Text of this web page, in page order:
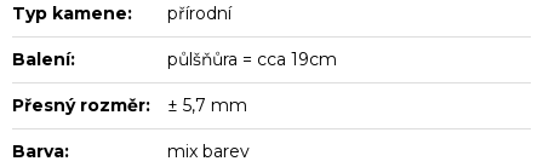
Typ kamene: přírodní
Balení: půlšňůra = cca 19cm
Přesný rozměr: ± 5,7 mm
Barva: mix barev